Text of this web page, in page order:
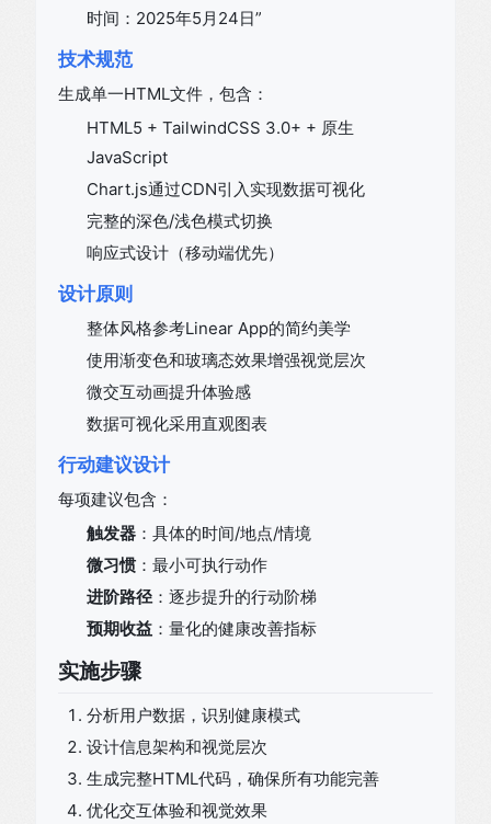
时间：2025年5月24日”
技术规范
生成单一HTML文件，包含：
HTML5 + TailwindCSS 3.0+ + 原生
JavaScript
Chart.js通过CDN引入实现数据可视化
完整的深色/浅色模式切换
响应式设计（移动端优先）
设计原则
整体风格参考Linear App的简约美学
使用渐变色和玻璃态效果增强视觉层次
微交互动画提升体验感
数据可视化采用直观图表
行动建议设计
每项建议包含：
触发器 ：具体的时间/地点/情境
微习惯：最小可执行动作
进阶路径：逐步提升的行动阶梯
预期收益 ：量化的健康改善指标
实施步骤
分析用户数据，识别健康模式
设计信息架构和视觉层次
生成完整HTML代码，确保所有功能完善
优化交互体验和视觉效果